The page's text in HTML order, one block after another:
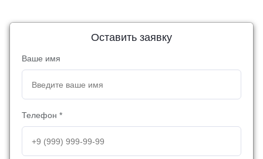
Оставить заявку
Ваше имя
Телефон *